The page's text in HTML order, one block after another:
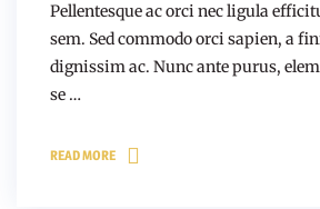
Pellentesque ac orci nec ligula
sem. Sed commodo orci sapien, a
dignissim ac. Nunc ante purus,
se …
READ MORE